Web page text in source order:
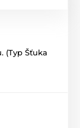
(Typ Šťuka